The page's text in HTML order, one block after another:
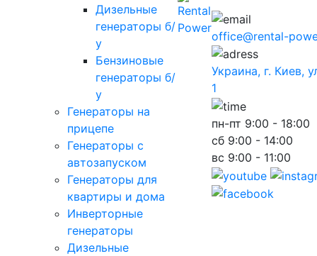
Дизельные
генераторы б/
у
Бензиновые
генераторы б/
у
Генераторы на
прицепе
Генераторы с
автозапуском
Генераторы для
квартиры и дома
Инверторные
генераторы
Дизельные
office@rental-
Украина, г. Киев,
1
пн-пт 9:00 - 18:00
сб 9:00 - 14:00
вс 9:00 - 11:00